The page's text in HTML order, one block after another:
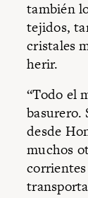
también
tejidos,
cristales
herir.
“Todo el
basurero.
desde
muchos